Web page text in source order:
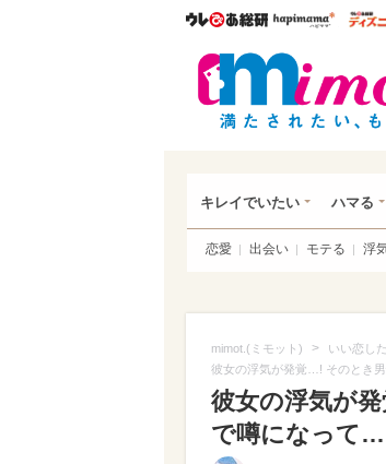
ウレぴあ総研
ハピ
キレイでいたい ハマる
恋愛 出会い モテる 浮
mimot.(ミモット) > いい恋し
彼女の浮気が発覚…! そのとき
彼女の浮気が
で噂になって…